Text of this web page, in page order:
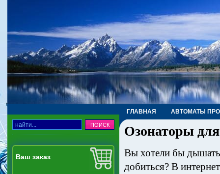
ГЛАВНАЯ АВТОМАТЫ
ТРУБЫ, ФИТИНГИ, КРАНЫ
Ваш заказ
Озонаторы
Вы хотели бы дышать
добиться? В